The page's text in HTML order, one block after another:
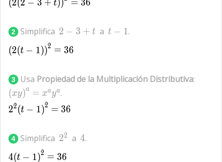
(2(2 − 3 + t)) = 36
2 Simplifica 2-
2 − 3 + t at-
t − 1.
{(2(t-1))}^{2}=36
(2(t − 1))2 = 36
3 Usa Propiedad de la Multiplicación Distributiva:
(xy)a = xaya.
{2}^{2}{(t-1)}^{2}=36
22(t − 1)2 = 36
4 Simplifica {2}^{2}
22 a 4
4.
4{(t-1)}^{2}=36
4(t − 1)2 = 36